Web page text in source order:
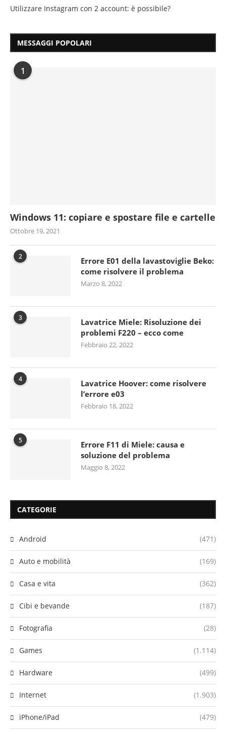
Utilizzare Instagram con 2 account: è possibile?
MESSAGGI POPOLARI
1
Windows 11: copiare e spostare file e cartelle
Ottobre 19, 2021
2
Errore E01 della lavastoviglie Beko:
come risolvere il problema
Marzo 8, 2022
3
Lavatrice Miele: Risoluzione dei
problemi F220 – ecco come
Febbraio 22, 2022
4
Lavatrice Hoover: come risolvere
l’errore e03
Febbraio 18, 2022
5
Errore F11 di Miele: causa e
soluzione del problema
Maggio 8, 2022
CATEGORIE
Android (471)
Auto e mobilità (169)
Casa e vita (362)
Cibi e bevande (187)
Fotografia (28)
Games (1.114)
Hardware (499)
Internet (1.903)
iPhone/iPad (479)